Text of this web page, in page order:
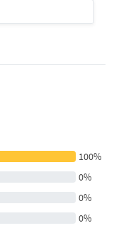
100%
0%
0%
0%